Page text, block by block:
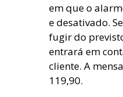
em que o
e desativado.
fugir do
entrará em
cliente. A
119,90.